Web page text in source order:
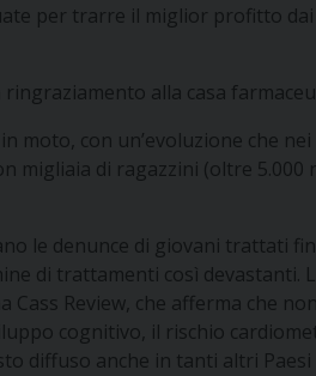
per trarre il miglior profitto
alla casa
moto, con un’evoluzione che
migliaia di ragazzini (oltre
le denunce di giovani trattati
di trattamenti così
Cass Review, che afferma
cognitivo, il rischio
diffuso anche in tanti altri Paesi